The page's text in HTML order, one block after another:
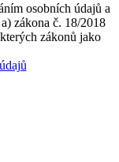
osobních údajů a
zákona č. 18/2018
zákonů jako